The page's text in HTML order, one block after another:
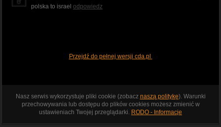
polska to israel odpowiedz
Przejdź do pełnej wersji cda.pl
Nasz serwis wykorzystuje pliki cookie (zobacz naszą politykę). Warunki
przechowywania lub dostępu do plików cookies możesz zmienić w
ustawieniach Twojej przeglądarki. RODO - Informacje